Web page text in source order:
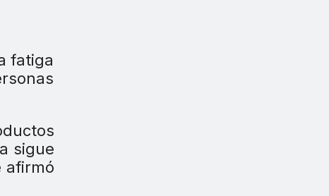
fatiga
sigue
afirmó